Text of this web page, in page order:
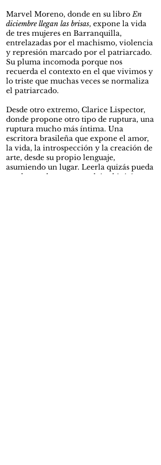
Marvel Moreno, donde en su libroEn
diciembre llegan las brisas, expone la vida
de tres mujeres en Barranquilla,
entrelazadas por el machismo, violencia
y represión marcado por el patriarcado.
Su pluma incomoda porque nos
recuerda el contexto en el que vivimos y
lo triste que muchas veces se normaliza
el patriarcado.
Desde otro extremo, Clarice Lispector,
donde propone otro tipo de ruptura, una
ruptura mucho más íntima. Una
escritora brasileña que expone el amor,
la vida, la introspección y la creación de
arte, desde su propio lenguaje,
asumiendo un lugar. Leerla quizás pueda
ser demandante y compleja al inicio,